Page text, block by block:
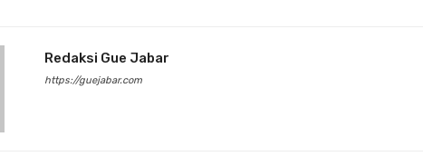
Redaksi Gue Jabar
https://guejabar.com